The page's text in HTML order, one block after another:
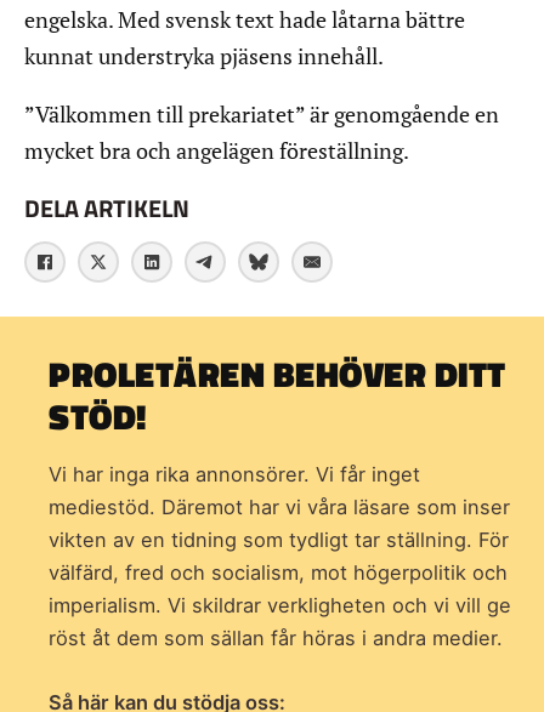
engelska. Med svensk text hade låtarna bättre
kunnat understryka pjäsens innehåll.
”Välkommen till prekariatet” är genomgående en
mycket bra och angelägen föreställning.
DELA ARTIKELN
PROLETÄREN BEHÖVER DITT
STÖD!
Vi har inga rika annonsörer. Vi får inget
mediestöd. Däremot har vi våra läsare som inser
vikten av en tidning som tydligt tar ställning. För
välfärd, fred och socialism, mot högerpolitik och
imperialism. Vi skildrar verkligheten och vi vill ge
röst åt dem som sällan får höras i andra medier.
Så här kan du stödja oss: